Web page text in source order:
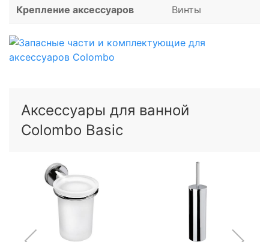
Крепление аксессуаров Винты
Аксессуары для ванной
Colombo Basic